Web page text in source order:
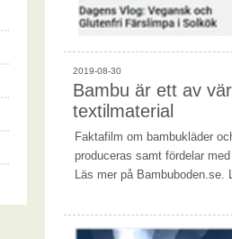
2019-08-30
Bambu är ett av
textilmaterial
Faktafilm om bambukläder
produceras samt fördelar
Läs mer på Bambuboden.se.